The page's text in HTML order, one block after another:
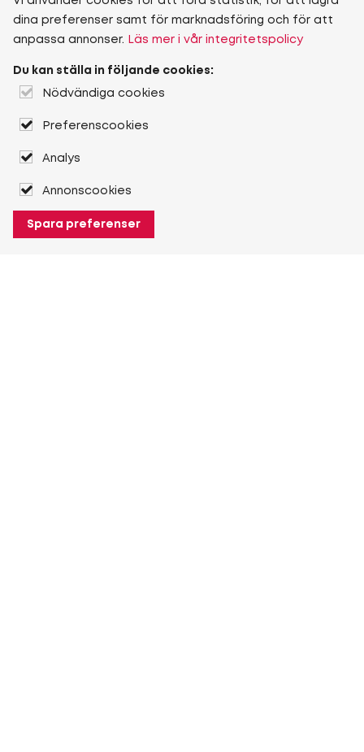
dina preferenser samt för marknadsföring och för att
anpassa annonser.
Läs mer i vår integritetspolicy
Du kan ställa in följande cookies:
Nödvändiga cookies
Preferenscookies
Analys
Annonscookies
Spara preferenser